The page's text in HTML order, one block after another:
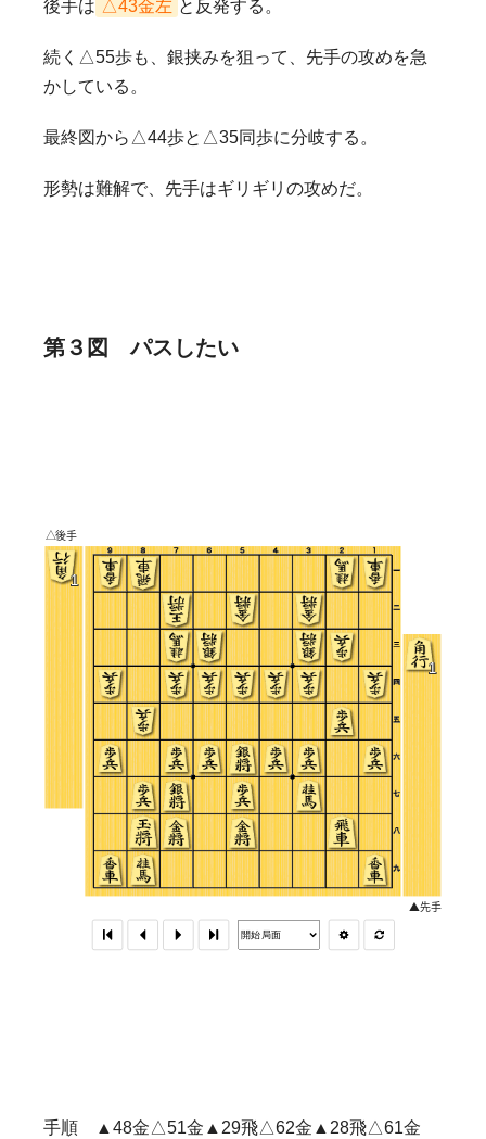
後手は △43金左 と反発する。
続く△55歩も、銀挟みを狙って、先手の攻めを急
かしている。
最終図から△44歩と△35同歩に分岐する。
形勢は難解で、先手はギリギリの攻めだ。
第３図 パスしたい
手順 ▲48金△51金▲29飛△62金▲28飛△61金